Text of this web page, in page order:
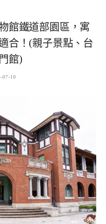
館鐵道部園區，寓
合！(親子景點、台
館)
07-10